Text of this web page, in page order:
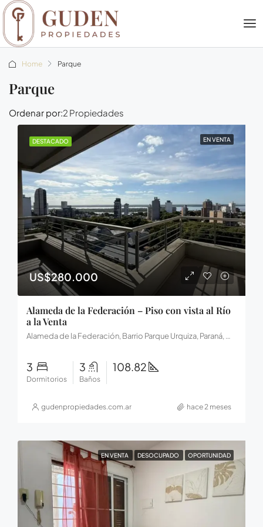
Home Parque
Parque
2 Propiedades
Ordenar por:
DESTACADO EN VENTA
US$280.000
Alameda de la Federación – Piso con vista al Río
a la Venta
Alameda de la Federación, Barrio Parque Urquiza, Paraná, Municipio de Paraná, Distrito Sauce, Departamento Paraná, Entre Ríos, E3100, Argentina
3
Dormitorios
3
Baños
108.82
gudenpropiedades.com.ar hace 2 meses
EN VENTA DESOCUPADO OPORTUNIDAD